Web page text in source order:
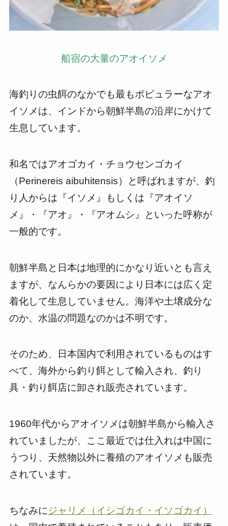
船宿の大量のアオイソメ
海釣りの虫餌のなかでも最もポピュラーなアオ
イソメは、インドから朝鮮半島の沿岸にかけて
生息しています。
和名ではアオゴカイ・チョウセンゴカイ
（Perinereis aibuhitensis）と呼ばれますが、釣
り人からは『イソメ』もしくは『アオイソ
メ』・『アオ』・『アオムシ』といった呼称が
一般的です。
朝鮮半島と日本は地理的にかなり近いとも言え
ますが、なんらかの要因により日本には広く定
着化して生息していません。海洋や土壌成分な
のか、水温の問題なのかは不明です。
そのため、日本国内で利用されているものはす
べて、海外から釣り餌として輸入され、釣り
具・釣り餌店に卸され販売されています。
1960年代からアオイソメは朝鮮半島から輸入さ
れていましたが、ここ最近では仕入れは中国に
うつり、天然物以外に養殖のアオイソメも販売
されています。
ちなみにジャリメ（イシゴカイ・イソゴカイ）